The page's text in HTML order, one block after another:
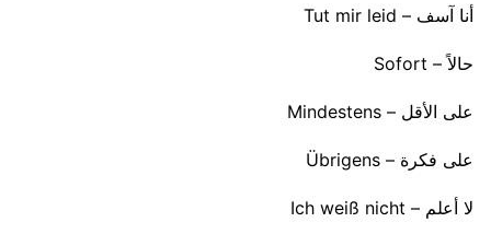
أنا آسف – Tut mir leid
حالاً – Sofort
على الأقل – Mindestens
على فكرة – Übrigens
لا أعلم – Ich weiß nicht